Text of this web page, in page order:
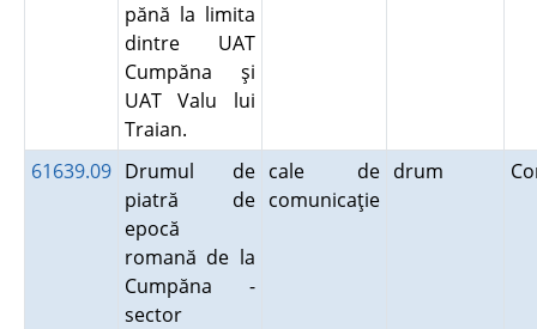
pănă la limita
dintre UAT
Cumpăna şi
UAT Valu lui
Traian.
61639.09 Drumul de
piatră de
epocă
romană de la
Cumpăna -
sector
cale de
comunicaţie
drum